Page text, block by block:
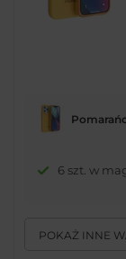
POKAŻ INNE
6 szt. w